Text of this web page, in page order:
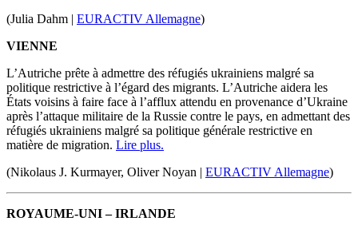
(Julia Dahm | EURACTIV Allemagne)
VIENNE
L’Autriche prête à admettre des réfugiés ukrainiens malgré sa
politique restrictive à l’égard des migrants. L’Autriche aidera les
États voisins à faire face à l’afflux attendu en provenance d’Ukraine
après l’attaque militaire de la Russie contre le pays, en admettant des
réfugiés ukrainiens malgré sa politique générale restrictive en
matière de migration. Lire plus.
(Nikolaus J. Kurmayer, Oliver Noyan | EURACTIV Allemagne)
ROYAUME-UNI – IRLANDE